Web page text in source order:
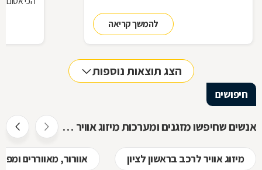
להמשך קריאה
הצג תוצאות נוספות
חיפושים
אנשים שחיפשו מזגנים ומערכות מיזוג אוויר חיפשו גם
מיזוג אוויר לרכב בראשון לציון אוורור, מאווררים